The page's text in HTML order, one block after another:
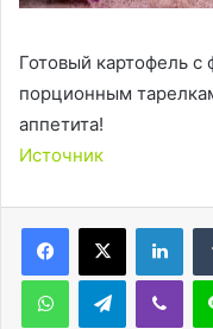
Готовый картофель
порционным
аппетита!
Источник
WhatsAppTelegram